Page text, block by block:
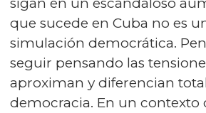
que sucede en Cuba no es
simulación democrática.
seguir pensando las
aproximan y diferencian
democracia. En un contexto